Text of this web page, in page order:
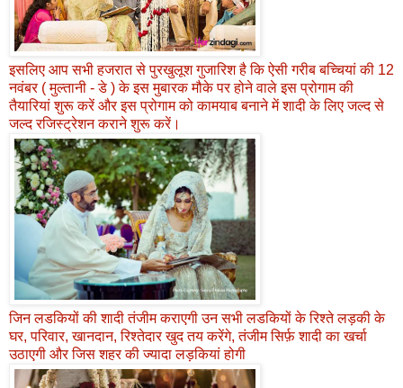
इसलिए आप सभी हजरात से पुरखुलूश गुजारिश है कि ऐसी गरीब बच्चियां की 12
नवंबर ( मुल्तानी - डे ) के इस मुबारक मौके पर होने वाले इस प्रोगाम की
तैयारियां शुरू करें और इस प्रोगाम को कामयाब बनाने में शादी के लिए जल्द से
जल्द रजिस्ट्रेशन कराने शुरू करें।
जिन लडकियों की शादी तंजीम कराएगी उन सभी लडकियों के रिश्ते लड़की के
घर, परिवार, खानदान, रिश्तेदार खुद तय करेंगे, तंजीम सिर्फ़ शादी का खर्चा
उठाएगी और जिस शहर की ज्यादा लड़कियां होगी